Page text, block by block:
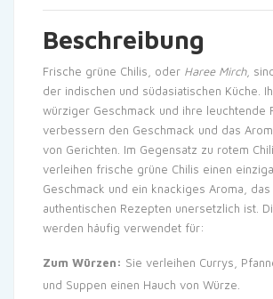
Beschreibung
Frische grüne Chilis, oder Haree Mirch,
der indischen und südasiatischen Küche.
würziger Geschmack und ihre leuchtende
verbessern den Geschmack und das
von Gerichten. Im Gegensatz zu rotem
verleihen frische grüne Chilis einen
Geschmack und ein knackiges Aroma, das
authentischen Rezepten unersetzlich ist.
werden häufig verwendet für:
Zum Würzen: Sie verleihen Currys,
und Suppen einen Hauch von Würze.